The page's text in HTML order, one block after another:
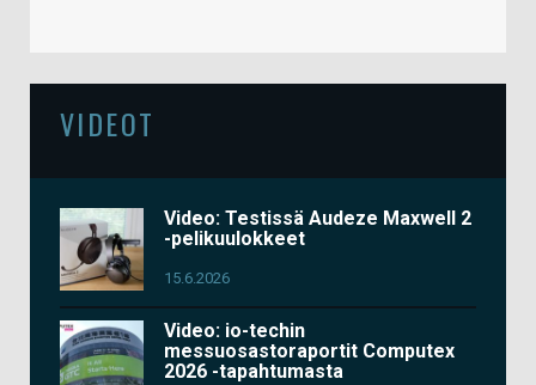
VIDEOT
Video: Testissä Audeze Maxwell 2
-pelikuulokkeet
15.6.2026
Video: io-techin
messuosastoraportit Computex
2026 -tapahtumasta